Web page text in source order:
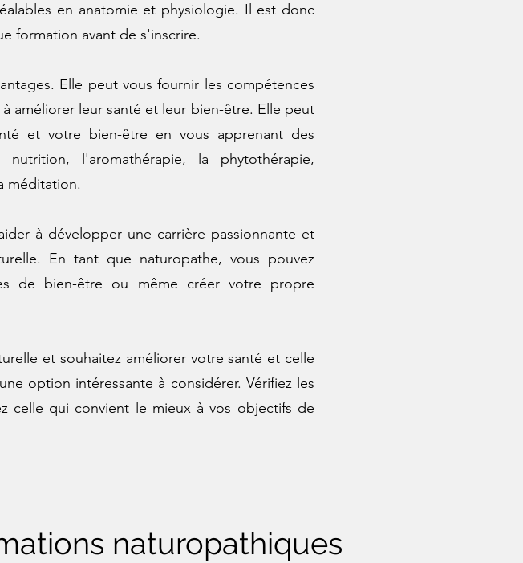
en anatomie et physiologie. Il est donc
formation avant de s'inscrire.
Elle peut vous fournir les compétences
améliorer leur santé et leur bien-être. Elle peut
et votre bien-être en vous apprenant des
l'aromathérapie, la phytothérapie,
méditation.
à développer une carrière passionnante et
En tant que naturopathe, vous pouvez
de bien-être ou même créer votre propre
et souhaitez améliorer votre santé et celle
option intéressante à considérer. Vérifiez les
celle qui convient le mieux à vos objectifs de
naturopathiques